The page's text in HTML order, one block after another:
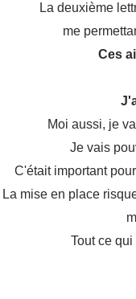
La deuxième
me
Ces
Moi aussi, je
Je vais
C'était important
La mise en place
Tout ce